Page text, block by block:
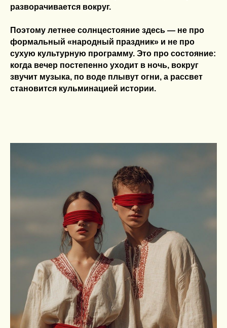
разворачивается вокруг.
Поэтому летнее солнцестояние здесь — не про
формальный «народный праздник» и не про
сухую культурную программу. Это про состояние:
когда вечер постепенно уходит в ночь, вокруг
звучит музыка, по воде плывут огни, а рассвет
становится кульминацией истории.